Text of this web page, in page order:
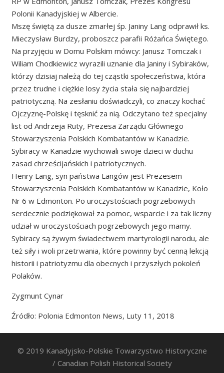
Polonii Kanadyjskiej w Albercie.
Mszę świętą za dusze zmarłej śp. Janiny Lang odprawił ks.
Mieczysław Burdzy, proboszcz parafii Różańca Świętego.
Na przyjęciu w Domu Polskim mówcy: Janusz Tomczak i
Wiliam Chodkiewicz wyrazili uznanie dla Janiny i Sybiraków,
którzy dzisiaj należą do tej cząstki społeczeństwa, która
przez trudne i ciężkie losy życia stała się najbardziej
patriotyczną. Na zesłaniu doświadczyli, co znaczy kochać
Ojczyznę-Polskę i tęsknić za nią. Odczytano też specjalny
list od Andrzeja Ruty, Prezesa Zarządu Głównego
Stowarzyszenia Polskich Kombatantów w Kanadzie.
Sybiracy w Kanadzie wychowali swoje dzieci w duchu
zasad chrześcijańskich i patriotycznych.
Henry Lang, syn państwa Langów jest Prezesem
Stowarzyszenia Polskich Kombatantów w Kanadzie, Koło
Nr 6 w Edmonton. Po uroczystościach pogrzebowych
serdecznie podziękował za pomoc, wsparcie i za tak liczny
udział w uroczystościach pogrzebowych jego mamy.
Sybiracy są żywym świadectwem martyrologii narodu, ale
też siły i woli przetrwania, które powinny być cenną lekcją
historii i patriotyzmu dla obecnych i przyszłych pokoleń
Polaków.
Zygmunt Cynar
Źródło: Polonia Edmonton News, Luty 11, 2018
© 2019 Kanadyjsko-Polskie Towarzystwo Historyczne
/ Canadian Polish Historical Society